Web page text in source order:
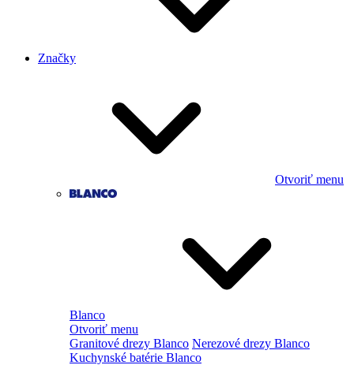
Značky
Otvoriť menu
Blanco
Otvoriť menu
Granitové drezy Blanco Nerezové drezy Blanco
Kuchynské batérie Blanco